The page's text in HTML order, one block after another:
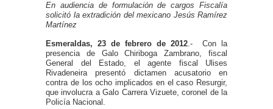
En audiencia de formulación de cargos Fiscalía
solicitó la extradición del mexicano Jesús Ramírez
Martínez
Esmeraldas, 23 de febrero de 2012.- Con la
presencia de Galo Chiriboga Zambrano, fiscal
General del Estado, el agente fiscal Ulises
Rivadeneira presentó dictamen acusatorio en
contra de los ocho implicados en el caso Resurgir,
que involucra a Galo Carrera Vizuete, coronel de la
Policía Nacional.